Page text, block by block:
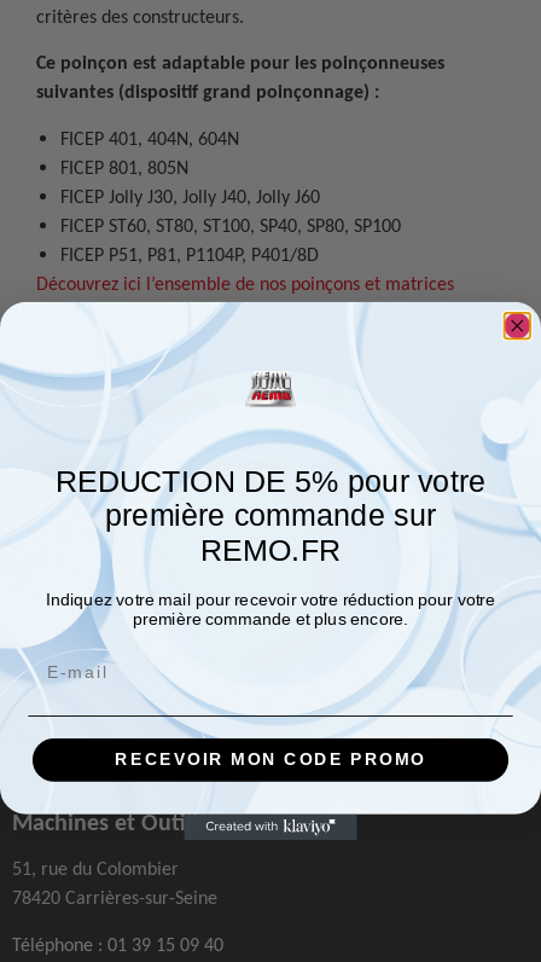
critères des constructeurs.
Ce poinçon est adaptable pour les poinçonneuses
suivantes (dispositif grand poinçonnage) :
FICEP 401, 404N, 604N
FICEP 801, 805N
FICEP Jolly J30, Jolly J40, Jolly J60
FICEP ST60, ST80, ST100, SP40, SP80, SP100
FICEP P51, P81, P1104P, P401/8D
Découvrez ici l’ensemble de nos poinçons et matrices
Produits associés
Machines et Outillages
51, rue du Colombier
78420 Carrières-sur-Seine
Téléphone : 01 39 15 09 40
REDUCTION DE 5% pour votre
première commande sur
REMO.FR
Indiquez votre mail pour recevoir votre réduction pour votre
première commande et plus encore.
Email
RECEVOIR MON CODE PROMO